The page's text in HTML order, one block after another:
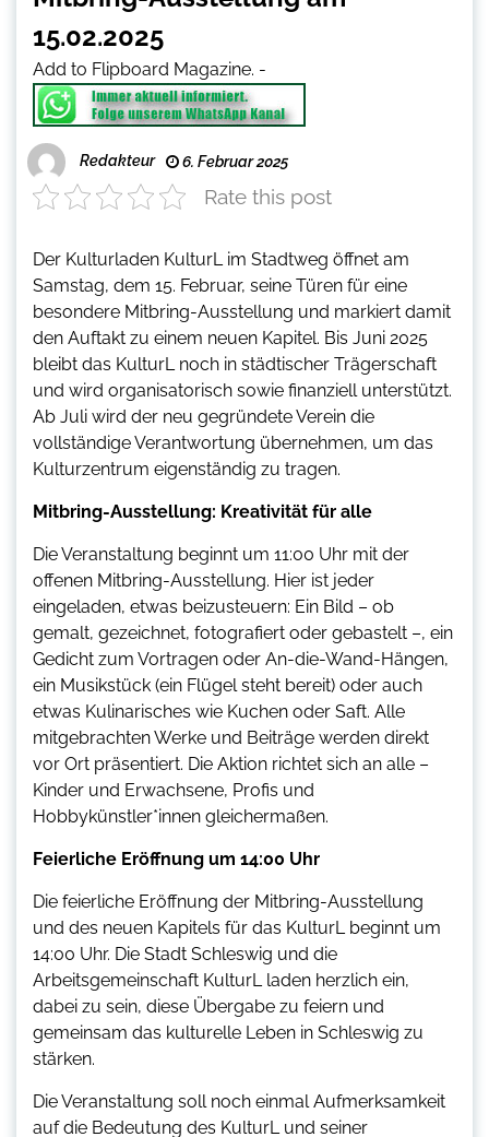
15.02.2025
Add to Flipboard Magazine. -
Redakteur 6. Februar 2025
Rate this post
Der Kulturladen KulturL im Stadtweg öffnet am
Samstag, dem 15. Februar, seine Türen für eine
besondere Mitbring-Ausstellung und markiert damit
den Auftakt zu einem neuen Kapitel. Bis Juni 2025
bleibt das KulturL noch in städtischer Trägerschaft
und wird organisatorisch sowie finanziell unterstützt.
Ab Juli wird der neu gegründete Verein die
vollständige Verantwortung übernehmen, um das
Kulturzentrum eigenständig zu tragen.
Mitbring-Ausstellung: Kreativität für alle
Die Veranstaltung beginnt um 11:00 Uhr mit der
offenen Mitbring-Ausstellung. Hier ist jeder
eingeladen, etwas beizusteuern: Ein Bild – ob
gemalt, gezeichnet, fotografiert oder gebastelt –, ein
Gedicht zum Vortragen oder An-die-Wand-Hängen,
ein Musikstück (ein Flügel steht bereit) oder auch
etwas Kulinarisches wie Kuchen oder Saft. Alle
mitgebrachten Werke und Beiträge werden direkt
vor Ort präsentiert. Die Aktion richtet sich an alle –
Kinder und Erwachsene, Profis und
Hobbykünstler*innen gleichermaßen.
Feierliche Eröffnung um 14:00 Uhr
Die feierliche Eröffnung der Mitbring-Ausstellung
und des neuen Kapitels für das KulturL beginnt um
14:00 Uhr. Die Stadt Schleswig und die
Arbeitsgemeinschaft KulturL laden herzlich ein,
dabei zu sein, diese Übergabe zu feiern und
gemeinsam das kulturelle Leben in Schleswig zu
stärken.
Die Veranstaltung soll noch einmal Aufmerksamkeit
auf die Bedeutung des KulturL und seiner